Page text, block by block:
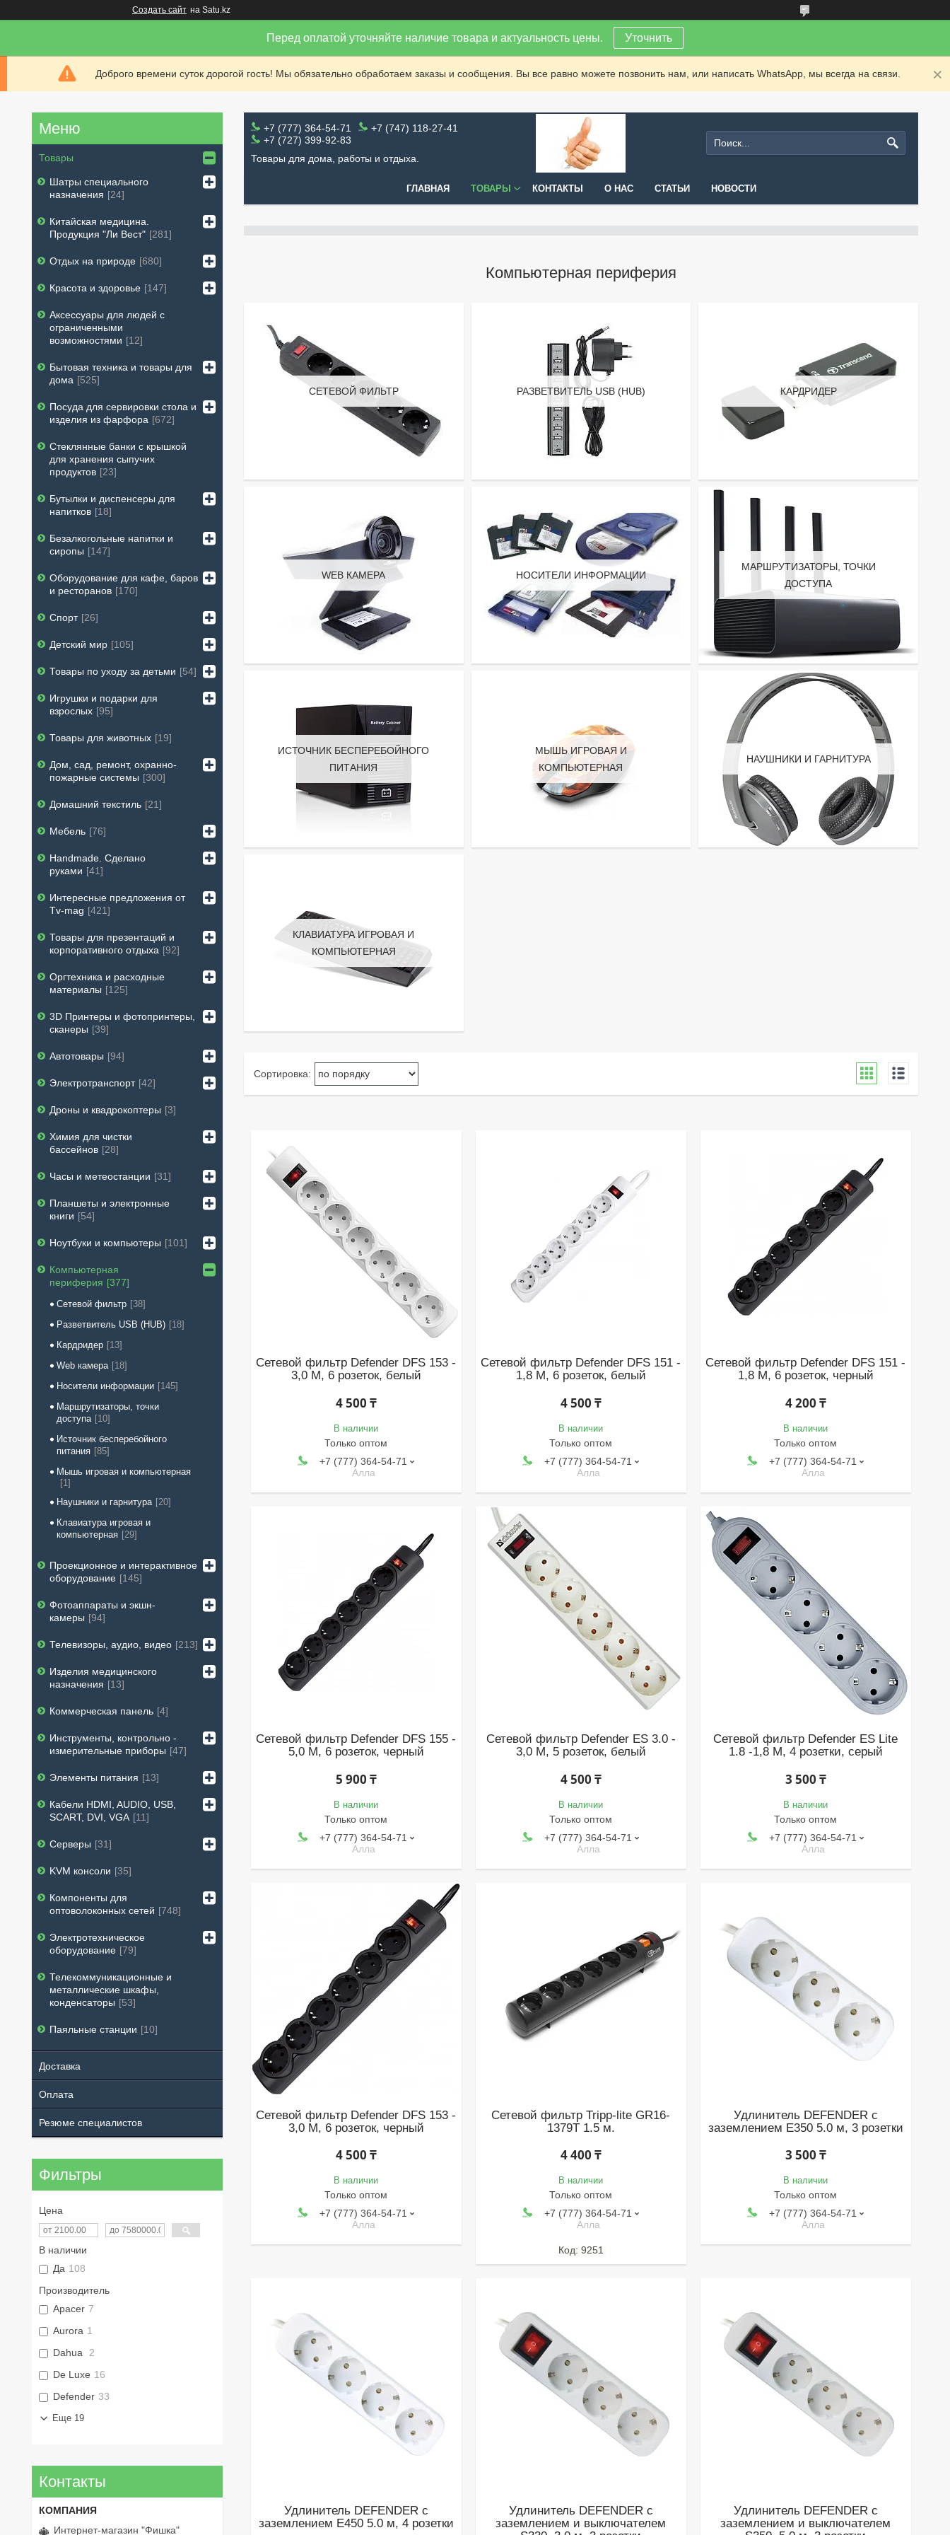
Создать сайт на Satu.kz
Перед оплатой уточняйте наличие товара и актуальность цены. Уточнить
Доброго времени суток дорогой гость! Мы обязательно обработаем заказы и сообщения. Вы все равно можете позвонить нам, или написать WhatsApp, мы всегда на связи.
+7 (777) 364-54-71
+7 (747) 118-27-41
+7 (727) 399-92-83
Товары для дома, работы и отдыха.
ГЛАВНАЯ ТОВАРЫ КОНТАКТЫ О НАС СТАТЬИ НОВОСТИ
Компьютерная периферия
СЕТЕВОЙ ФИЛЬТР РАЗВЕТВИТЕЛЬ USB (HUB) КАРДРИДЕР
WEB КАМЕРА НОСИТЕЛИ ИНФОРМАЦИИ
МАРШРУТИЗАТОРЫ, ТОЧКИ
ДОСТУПА
ИСТОЧНИК БЕСПЕРЕБОЙНОГО
ПИТАНИЯ
МЫШЬ ИГРОВАЯ И
КОМПЬЮТЕРНАЯ
НАУШНИКИ И ГАРНИТУРА
КЛАВИАТУРА ИГРОВАЯ И
КОМПЬЮТЕРНАЯ
Сетевой фильтр Defender DFS 153 -
3,0 М, 6 розеток, белый
4 500 ₸
В наличии
Только оптом
+7 (777) 364-54-71
Алла
Сетевой фильтр Defender DFS 151 -
1,8 М, 6 розеток, белый
4 500 ₸
В наличии
Только оптом
+7 (777) 364-54-71
Алла
Сетевой фильтр Defender DFS 151 -
1,8 М, 6 розеток, черный
4 200 ₸
В наличии
Только оптом
+7 (777) 364-54-71
Алла
Сетевой фильтр Defender DFS 155 -
5,0 М, 6 розеток, черный
5 900 ₸
В наличии
Только оптом
+7 (777) 364-54-71
Алла
Сетевой фильтр Defender ES 3.0 -
3,0 М, 5 розеток, белый
4 500 ₸
В наличии
Только оптом
+7 (777) 364-54-71
Алла
Сетевой фильтр Defender ES Lite
1.8 -1,8 М, 4 розетки, серый
3 500 ₸
В наличии
Только оптом
+7 (777) 364-54-71
Алла
Сетевой фильтр Defender DFS 153 -
3,0 М, 6 розеток, черный
4 500 ₸
В наличии
Только оптом
+7 (777) 364-54-71
Алла
Сетевой фильтр Tripp-lite GR16-
1379T 1.5 м.
4 400 ₸
В наличии
Только оптом
+7 (777) 364-54-71
Алла
9251
Удлинитель DEFENDER с
заземлением E350 5.0 м, 3 розетки
3 500 ₸
В наличии
Только оптом
+7 (777) 364-54-71
Алла
Удлинитель DEFENDER с
заземлением E450 5.0 м, 4 розетки
Удлинитель DEFENDER с
заземлением и выключателем
Удлинитель DEFENDER с
заземлением и выключателем
Товары
Шатры специального
назначения
24
Китайская медицина.
Продукция "Ли Вест" 281
Отдых на природе 680
Красота и здоровье 147
Аксессуары для людей с
ограниченными
возможностями
12
Бытовая техника и товары для
дома
525
Посуда для сервировки стола и
изделия из фарфора 672
Стеклянные банки с крышкой
для хранения сыпучих
продуктов 23
Бутылки и диспенсеры для
напитков
18
Безалкогольные напитки и
сиропы
147
Оборудование для кафе, баров
и ресторанов
170
Спорт 26
Детский мир 105
Товары по уходу за детьми 54
Игрушки и подарки для
взрослых 95
Товары для животных 19
Дом, сад, ремонт, охранно-
пожарные системы
300
Домашний текстиль 21
Мебель 76
Handmade. Сделано
руками
41
Интересные предложения от
Tv-mag
421
Товары для презентаций и
корпоративного отдыха 92
Оргтехника и расходные
материалы
125
3D Принтеры и фотопринтеры,
сканеры
39
Автотовары 94
Электротранспорт 42
Дроны и квадрокоптеры 3
Химия для чистки
бассейнов 28
Часы и метеостанции 31
Планшеты и электронные
книги
54
Ноутбуки и компьютеры 101
Компьютерная
периферия
377
Сетевой фильтр
38
Разветвитель USB (HUB)
18
Кардридер
13
Web камера
18
Носители информации
145
Маршрутизаторы, точки
доступа
10
Источник бесперебойного
питания 85
Мышь игровая и компьютерная
1
Наушники и гарнитура 20
Клавиатура игровая и
компьютерная 29
Проекционное и интерактивное
оборудование
145
Фотоаппараты и экшн-
камеры
94
Телевизоры, аудио, видео 213
Изделия медицинского
назначения
13
Коммерческая панель 4
Инструменты, контрольно -
измерительные приборы
47
Элементы питания 13
Кабели HDMI, AUDIO, USB,
SCART, DVI, VGA
11
Серверы 31
KVM консоли 35
Компоненты для
оптоволоконных сетей
748
Электротехническое
оборудование 79
Телекоммуникационные и
металлические шкафы,
конденсаторы
53
Паяльные станции 10
Доставка
Оплата
Резюме специалистов
Фильтры
Цена
В наличии
Да 108
Производитель
Apacer 7
Aurora 1
Dahua
2
De Luxe 16
Defender 33
Еще 19
Контакты
Интернет-магазин "Фишка"